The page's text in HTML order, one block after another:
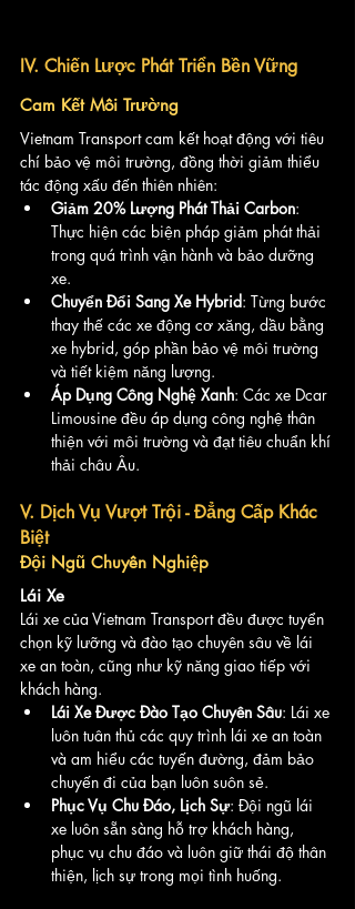
IV. Chiến Lược Phát Triển Bền Vững
Cam Kết Môi Trường
Vietnam Transport cam kết hoạt động với tiêu
chí bảo vệ môi trường, đồng thời giảm thiểu
tác động xấu đến thiên nhiên:
Giảm 20% Lượng Phát Thải Carbon:
Thực hiện các biện pháp giảm phát thải
trong quá trình vận hành và bảo dưỡng
xe.
Chuyển Đổi Sang Xe Hybrid: Từng bước
thay thế các xe động cơ xăng, dầu bằng
xe hybrid, góp phần bảo vệ môi trường
và tiết kiệm năng lượng.
Áp Dụng Công Nghệ Xanh: Các xe Dcar
Limousine đều áp dụng công nghệ thân
thiện với môi trường và đạt tiêu chuẩn khí
thải châu Âu.
V. Dịch Vụ Vượt Trội - Đẳng Cấp Khác
Biệt
Đội Ngũ Chuyên Nghiệp
Lái Xe
Lái xe của Vietnam Transport đều được tuyển
chọn kỹ lưỡng và đào tạo chuyên sâu về lái
xe an toàn, cũng như kỹ năng giao tiếp với
khách hàng.
Lái Xe Được Đào Tạo Chuyên Sâu: Lái xe
luôn tuân thủ các quy trình lái xe an toàn
và am hiểu các tuyến đường, đảm bảo
chuyến đi của bạn luôn suôn sẻ.
Phục Vụ Chu Đáo, Lịch Sự: Đội ngũ lái
xe luôn sẵn sàng hỗ trợ khách hàng,
phục vụ chu đáo và luôn giữ thái độ thân
thiện, lịch sự trong mọi tình huống.